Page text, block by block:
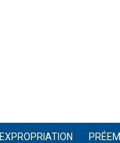
EXPROPRIATION